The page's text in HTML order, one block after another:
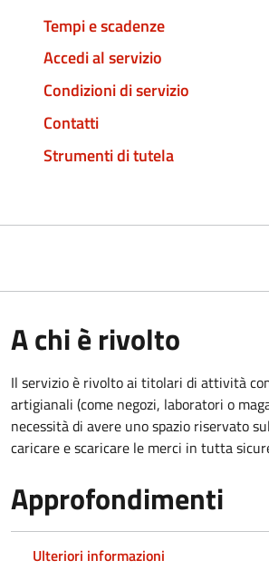
Tempi e scadenze
Accedi al servizio
Condizioni di servizio
Contatti
Strumenti di tutela
A chi è rivolto
Il servizio è rivolto ai titolari di attività
artigianali (come negozi, laboratori o
necessità di avere uno spazio riservato
caricare e scaricare le merci in tutta
Approfondimenti
Ulteriori informazioni